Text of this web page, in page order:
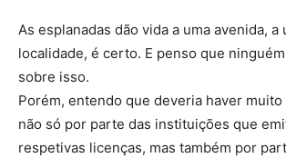
As esplanadas dão vida a uma avenida, a
localidade, é certo. E penso que
sobre isso.
Porém, entendo que deveria haver muito
não só por parte das instituições que
respetivas licenças, mas também por